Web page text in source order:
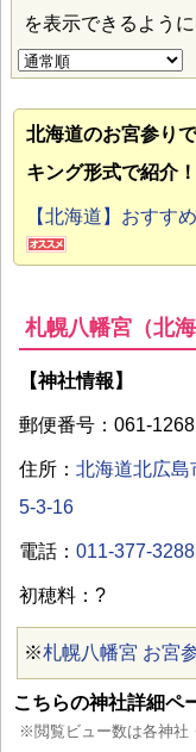
を表示できるよう
北海道のお宮参り
キング形式で紹介！
【北海道】おすす
札幌八幡宮（北海
【神社情報】
郵便番号：061-1268
住所： 北海道北広島
5-3-16
電話： 011-377-3288
初穂料：?
※札幌八幡宮 お宮
こちらの神社詳細ペ
※閲覧ビュー数は各神社